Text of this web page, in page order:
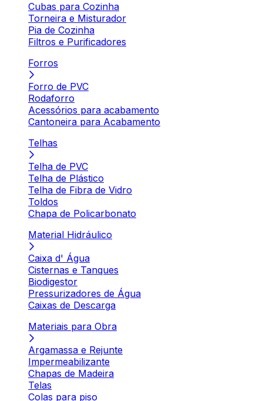
Cubas para Cozinha
Torneira e Misturador
Pia de Cozinha
Filtros e Purificadores
Forros
Forro de PVC
Rodaforro
Acessórios para acabamento
Cantoneira para Acabamento
Telhas
Telha de PVC
Telha de Plástico
Telha de Fibra de Vidro
Toldos
Chapa de Policarbonato
Material Hidráulico
Caixa d' Água
Cisternas e Tanques
Biodigestor
Pressurizadores de Água
Caixas de Descarga
Materiais para Obra
Argamassa e Rejunte
Impermeabilizante
Chapas de Madeira
Telas
Colas para piso